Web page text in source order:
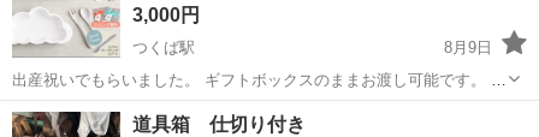
3,000円
つくば駅
8月9日
出産祝いでもらいました。 ギフトボックスのままお渡し可能です。 自
宅保管のため神経質な方はご遠慮下さい
茨城 つくば市 つくば駅 その他
道具箱 仕切り付き